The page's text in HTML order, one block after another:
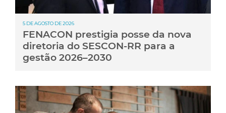
5 DE AGOSTO DE 2026
FENACON prestigia posse da nova
diretoria do SESCON-RR para a
gestão 2026–2030